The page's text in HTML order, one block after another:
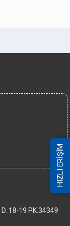
HIZLI ERİŞİM
18-19 PK.34349